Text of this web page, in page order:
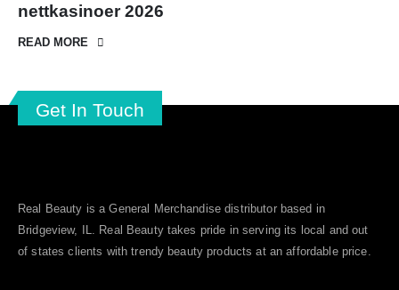
nettkasinoer 2026
READ MORE
Get In Touch
Real Beauty is a General Merchandise distributor based in
Bridgeview, IL. Real Beautytakes pride in serving its local and out
of states clients with trendy beauty products at an affordable price.